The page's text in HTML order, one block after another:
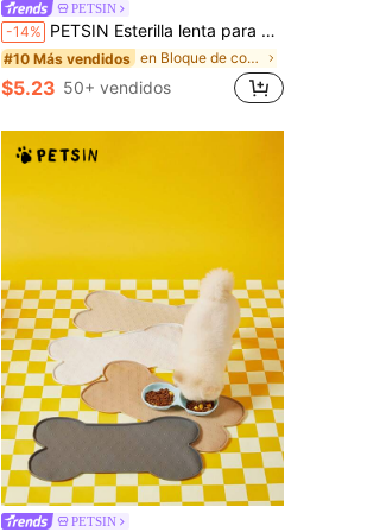
PETSIN
-14% PETSIN Esterilla lenta para gatos con forma de flor de silicona, alfombrilla para lamer con ventosas, alfombrilla para alimentos para mascotas antideslizante / 1 pieza Almohadilla para lamer para perros y gatos, diseño de girasol lindo con ventosa, utilizada para el aburrimiento y el alivio de la ansiedad, aseo, baño, adecuada para alimentos semihúmedos, recorte de uñas, alfombrilla de distracción para mascotas
#10 Más vendidos en Bloque de color Manteles individuales para masc
$5.23 50+ vendidos
PETSIN